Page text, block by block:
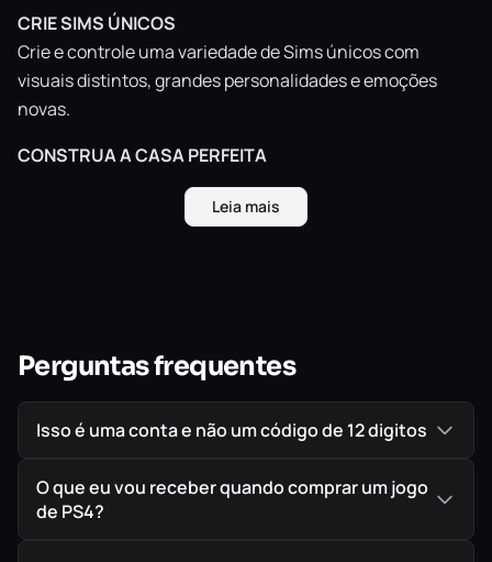
CRIE SIMS ÚNICOS
Crie e controle uma variedade de Sims únicos com
visuais distintos, grandes personalidades e emoções
novas.
CONSTRUA A CASA PERFEITA
Projete e construa facilmente casas para os seus Sims
usando o novo Modo Construção baseado em cômodos.
JOGUE COM A VIDA
dos seus Sims, de seus relacionamentos às suas
carreiras.
IMPORTANTE!
Leia mais
Perguntas frequentes
Isso é uma conta e não um código de 12 digitos
O que eu vou receber quando comprar um jogo
de PS4?